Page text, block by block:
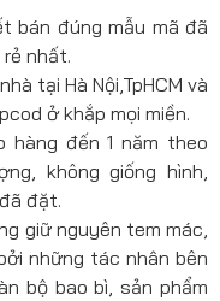
bán đúng mẫu mã đã
nhất.
tại Hà Nội,TpHCM và
ở khắp mọi miền.
đến 1 năm theo
không giống hình,
đặt.
giữ nguyên tem mác,
những tác nhân bên
bộ bao bì, sản phẩm